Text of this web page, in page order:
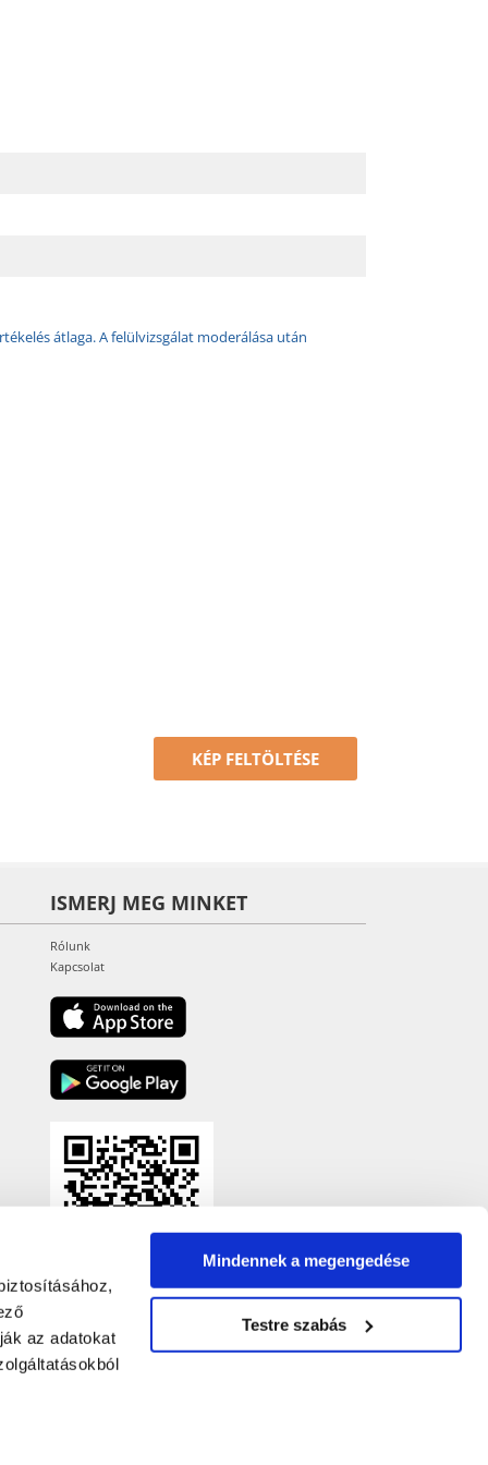
az adatokat
Mindennek a megengedése
Testre szabás
átlaga. A felülvizsgálat moderálása után
KÉP FELTÖLTÉSE
ISMERJ MEG MINKET
Rólunk
Kapcsolat